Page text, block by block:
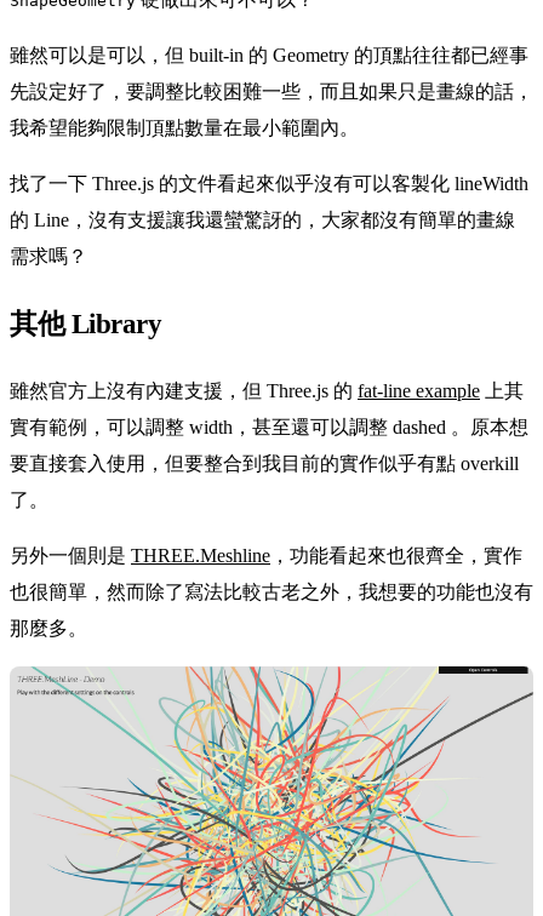
雖然可以是可以，但 built-in 的 Geometry 的頂點往往都已經事
先設定好了，要調整比較困難一些，而且如果只是畫線的話，
我希望能夠限制頂點數量在最小範圍內。
找了一下 Three.js 的文件看起來似乎沒有可以客製化 lineWidth
的 Line，沒有支援讓我還蠻驚訝的，大家都沒有簡單的畫線
需求嗎？
其他 Library
雖然官方上沒有內建支援，但 Three.js 的 fat-line example 上其
實有範例，可以調整 width，甚至還可以調整 dashed 。原本想
要直接套入使用，但要整合到我目前的實作似乎有點 overkill
了。
另外一個則是 THREE.Meshline ，功能看起來也很齊全，實作
也很簡單，然而除了寫法比較古老之外，我想要的功能也沒有
那麼多。